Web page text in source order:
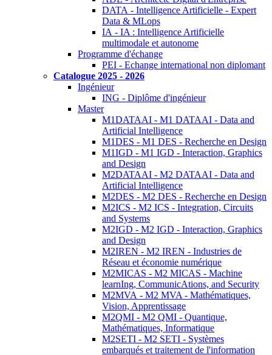
DATA - Intelligence Artificielle - Expert
Data & MLops
IA - IA : Intelligence Artificielle
multimodale et autonome
Programme d'échange
PEI - Echange international non diplomant
Catalogue 2025 - 2026
Ingénieur
ING - Diplôme d'ingénieur
Master
M1DATAAI - M1 DATAAI - Data and
Artificial Intelligence
M1DES - M1 DES - Recherche en Design
M1IGD - M1 IGD - Interaction, Graphics
and Design
M2DATAAI - M2 DATAAI - Data and
Artificial Intelligence
M2DES - M2 DES - Recherche en Design
M2ICS - M2 ICS - Integration, Circuits
and Systems
M2IGD - M2 IGD - Interaction, Graphics
and Design
M2IREN - M2 IREN - Industries de
Réseau et économie numérique
M2MICAS - M2 MICAS - Machine
learnIng, CommunicAtions, and Security
M2MVA - M2 MVA - Mathématiques,
Vision, Apprentissage
M2QMI - M2 QMI - Quantique,
Mathématiques, Informatique
M2SETI - M2 SETI - Systèmes
embarqués et traitement de l'information